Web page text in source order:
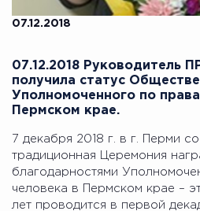
07.12.2018
07.12.2018 Руководитель
получила статус
Уполномоченного по
Пермском крае.
7 декабря 2018 г. в г. Перми
традиционная Церемония
благодарностями
человека в Пермском крае –
лет проводится в первой